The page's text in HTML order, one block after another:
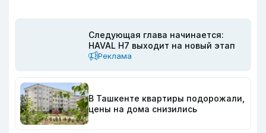
Следующая глава начинается:
HAVAL H7 выходит на новый этап
Реклама
В Ташкенте квартиры подорожали,
цены на дома снизились